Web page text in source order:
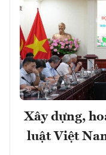
Xây dựng,
luật Việt